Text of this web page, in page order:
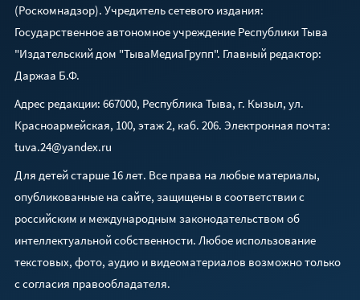
(Роскомнадзор). Учредитель сетевого издания:
Государственное автономное учреждение Республики Тыва
"Издательский дом "ТываМедиаГрупп". Главный редактор:
Даржаа Б.Ф.
Адрес редакции: 667000, Республика Тыва, г. Кызыл, ул.
Красноармейская, 100, этаж 2, каб. 206. Электронная почта:
tuva.24@yandex.ru
Для детей старше 16 лет. Все права на любые материалы,
опубликованные на сайте, защищены в соответствии с
российским и международным законодательством об
интеллектуальной собственности. Любое использование
текстовых, фото, аудио и видеоматериалов возможно только
с согласия правообладателя.